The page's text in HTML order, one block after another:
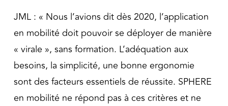
JML : « Nous l’avions dit dès 2020, l’application
en mobilité doit pouvoir se déployer de manière
« virale », sans formation. L’adéquation aux
besoins, la simplicité, une bonne ergonomie
sont des facteurs essentiels de réussite. SPHERE
en mobilité ne répond pas à ces critères et ne